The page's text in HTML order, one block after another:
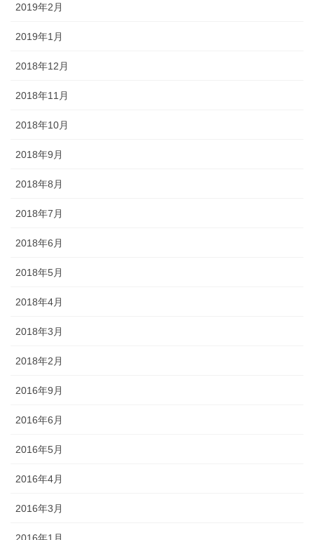
2019年2月
2019年1月
2018年12月
2018年11月
2018年10月
2018年9月
2018年8月
2018年7月
2018年6月
2018年5月
2018年4月
2018年3月
2018年2月
2016年9月
2016年6月
2016年5月
2016年4月
2016年3月
2016年1月